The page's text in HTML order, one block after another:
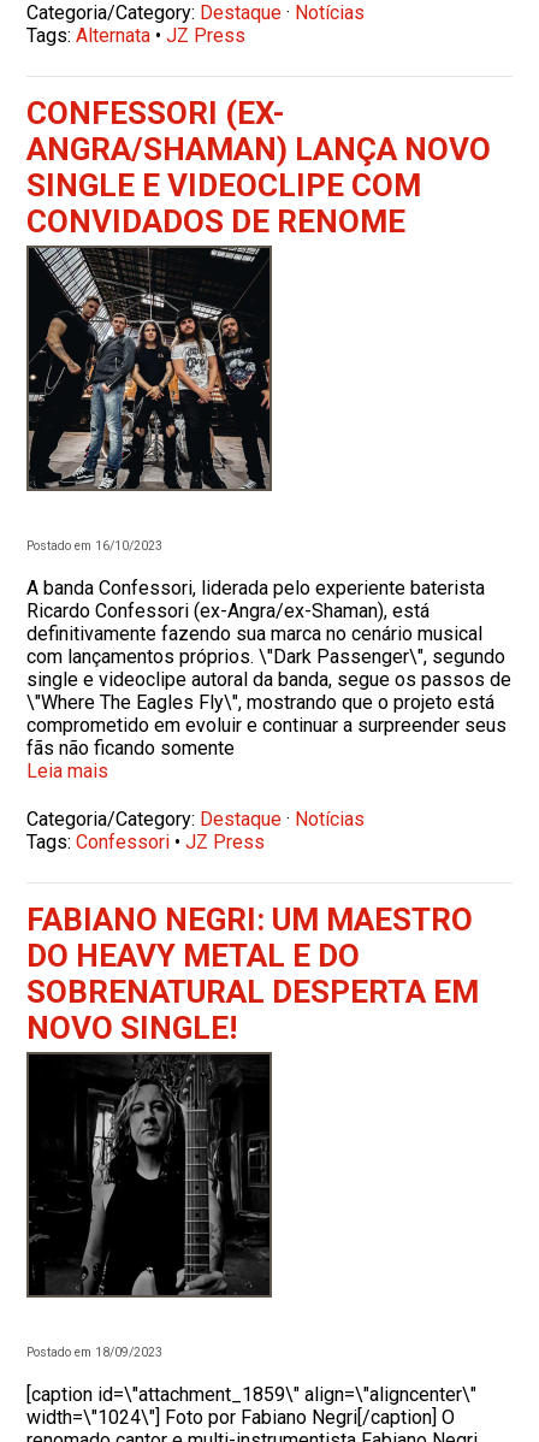
Categoria/Category: Destaque · Notícias
Tags:Alternata •JZ Press
CONFESSORI (EX-
ANGRA/SHAMAN) LANÇA NOVO
SINGLE E VIDEOCLIPE COM
CONVIDADOS DE RENOME
Postado em 16/10/2023
A banda Confessori, liderada pelo experiente baterista
Ricardo Confessori (ex-Angra/ex-Shaman), está
definitivamente fazendo sua marca no cenário musical
com lançamentos próprios. \"Dark Passenger\", segundo
single e videoclipe autoral da banda, segue os passos de
\"Where The Eagles Fly\", mostrando que o projeto está
comprometido em evoluir e continuar a surpreender seus
fãs não ficando somente
Leia mais
Categoria/Category: Destaque · Notícias
Tags:Confessori •JZ Press
FABIANO NEGRI: UM MAESTRO
DO HEAVY METAL E DO
SOBRENATURAL DESPERTA EM
NOVO SINGLE!
Postado em 18/09/2023
[caption id=\"attachment_1859\" align=\"aligncenter\"
width=\"1024\"] Foto por Fabiano Negri[/caption] O